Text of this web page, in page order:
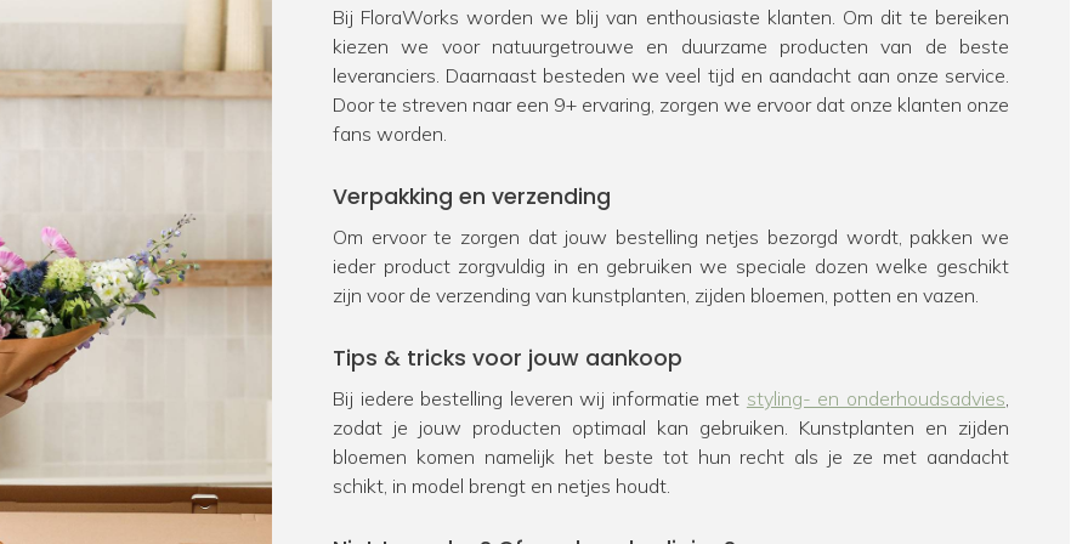
Bij FloraWorks worden we blij van enthousiaste klanten. Om dit te bereiken
kiezen we voor natuurgetrouwe en duurzame producten van de beste
leveranciers. Daarnaast besteden we veel tijd en aandacht aan onze service.
Door te streven naar een 9+ ervaring, zorgen we ervoor dat onze klanten onze
fans worden.
Verpakking en verzending
Om ervoor te zorgen dat jouw bestelling netjes bezorgd wordt, pakken we
ieder product zorgvuldig in en gebruiken we speciale dozen welke geschikt
zijn voor de verzending van kunstplanten, zijden bloemen, potten en vazen.
Tips & tricks voor jouw aankoop
Bij iedere bestelling leveren wij informatie met styling- en onderhoudsadvies,
zodat je jouw producten optimaal kan gebruiken. Kunstplanten en zijden
bloemen komen namelijk het beste tot hun recht als je ze met aandacht
schikt, in model brengt en netjes houdt.